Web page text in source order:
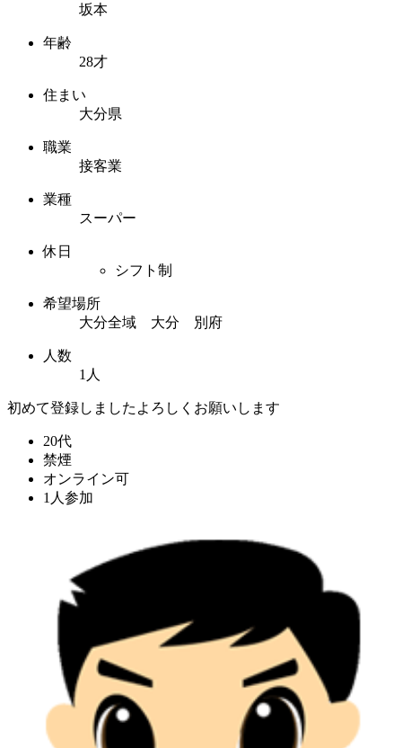
坂本
年齢
28才
住まい
大分県
職業
接客業
業種
スーパー
休日
シフト制
希望場所
大分全域 大分 別府
人数
1人
初めて登録しましたよろしくお願いします
20代
禁煙
オンライン可
1人参加